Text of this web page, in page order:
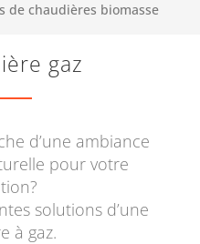
de chaudières biomasse
gaz
d’une ambiance
pour votre
solutions d’une
à gaz.